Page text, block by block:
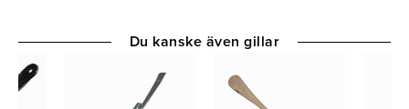
Du kanske även gillar